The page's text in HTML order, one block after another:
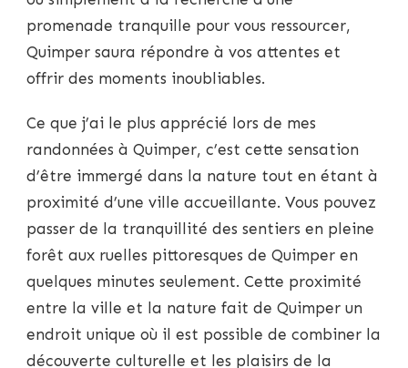
promenade tranquille pour vous ressourcer,
Quimper saura répondre à vos attentes et
offrir des moments inoubliables.
Ce que j’ai le plus apprécié lors de mes
randonnées à Quimper, c’est cette sensation
d’être immergé dans la nature tout en étant à
proximité d’une ville accueillante. Vous pouvez
passer de la tranquillité des sentiers en pleine
forêt aux ruelles pittoresques de Quimper en
quelques minutes seulement. Cette proximité
entre la ville et la nature fait de Quimper un
endroit unique où il est possible de combiner la
découverte culturelle et les plaisirs de la